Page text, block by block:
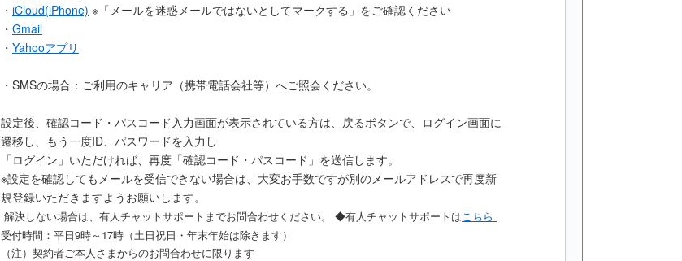
・ iCloud(iPhone) ※「メールを迷惑メールではないとしてマークする」をご確認ください
・ Gmail
・ Yahooアプリ
・SMSの場合：ご利用のキャリア（携帯電話会社等）へご照会ください。
設定後、確認コード・パスコード入力画面が表示されている方は、戻るボタンで、ログイン画面に
遷移し、もう一度ID、パスワードを入力し
「ログイン」いただければ、再度「確認コード・パスコード」を送信します。
※設定を確認してもメールを受信できない場合は、大変お手数ですが別のメールアドレスで再度新
規登録いただきますようお願いします。
解決しない場合は、有人チャットサポートまでお問合わせください。 ◆有人チャットサポートは こちら
受付時間：平日9時～17時（土日祝日・年末年始は除きます）
（注）契約者ご本人さまからのお問合わせに限ります